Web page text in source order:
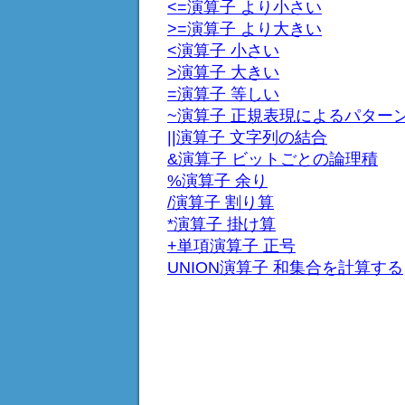
<=演算子 より小さい
>=演算子 より大きい
<演算子 小さい
>演算子 大きい
=演算子 等しい
~演算子 正規表現によるパター
||演算子 文字列の結合
&演算子 ビットごとの論理積
%演算子 余り
/演算子 割り算
*演算子 掛け算
+単項演算子 正号
UNION演算子 和集合を計算する